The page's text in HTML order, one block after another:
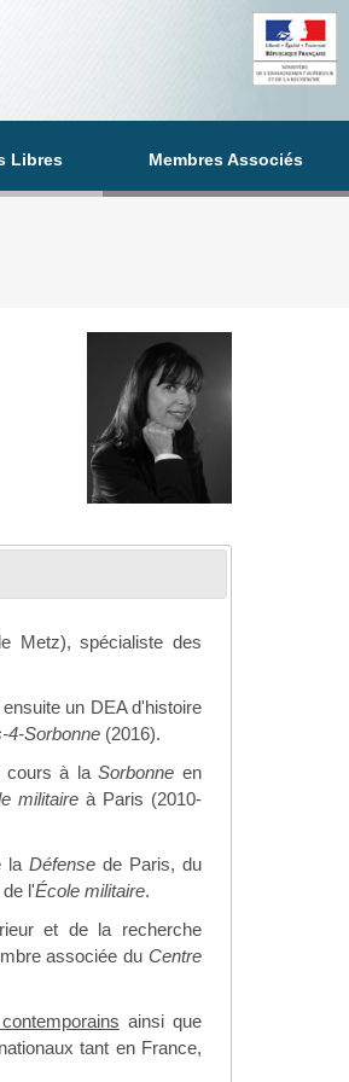
Libres Membres Associés
Metz), spécialiste des
un DEA d'histoire
4-Sorbonne (2016).
cours à laSorbonneen
militaire à Paris (2010-
la Défensede Paris, du
de l'École militaire.
et de la recherche
associée duCentre
ainsi que
tant en France,